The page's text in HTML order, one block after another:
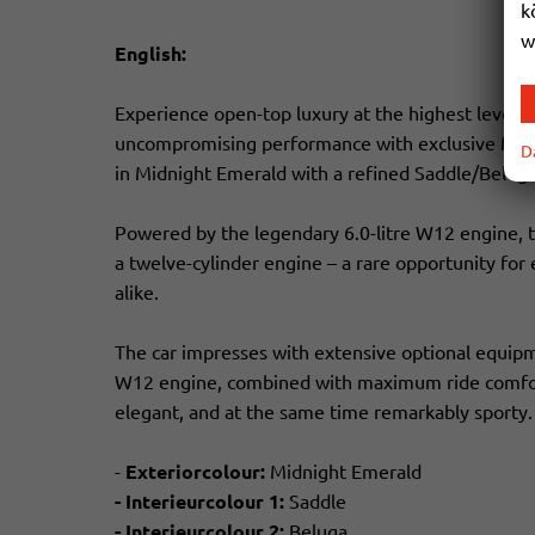
English:
Experience open-top luxury at the highest level:
uncompromising performance with exclusive
in Midnight Emerald with a refined Saddle/Beluga
Powered by the legendary 6.0-litre W12
a twelve-cylinder engine – a rare opportunity for
alike.
The car impresses with extensive optional
W12 engine, combined with maximum ride
elegant, and at the same time remarkably sporty.
- Exteriorcolour: Midnight Emerald
- Interieurcolour 1: Saddle